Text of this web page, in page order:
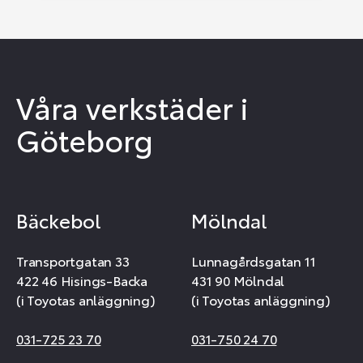
Våra verkstäder i
Göteborg
Bäckebol
Transportgatan 33
422 46 Hisings-Backa
(i Toyotas anläggning)
031-725 23 70
Mölndal
Lunnagårdsgatan 11
431 90 Mölndal
(i Toyotas anläggning)
031-750 24 70